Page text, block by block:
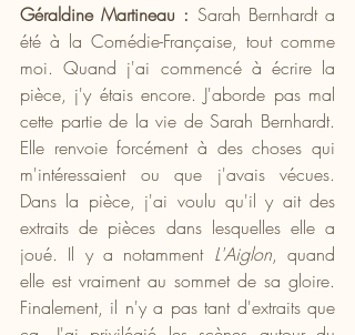
Géraldine Martineau : Sarah Bernhardt a
été à la Comédie-Française, tout comme
moi. Quand j'ai commencé à écrire la
pièce, j'y étais encore. J'aborde pas mal
cette partie de la vie de Sarah Bernhardt.
Elle renvoie forcément à des choses qui
m'intéressaient ou que j'avais vécues.
Dans la pièce, j'ai voulu qu'il y ait des
extraits de pièces dans lesquelles elle a
joué. Il y a notamment L'Aiglon, quand
elle est vraiment au sommet de sa gloire.
Finalement, il n'y a pas tant d'extraits que